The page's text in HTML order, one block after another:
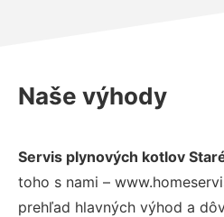
Naše výhody
Servis plynových kotlov
toho s nami –
prehľad hlavných výhod a